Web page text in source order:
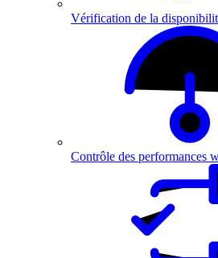
Vérification de la
Contrôle des performances